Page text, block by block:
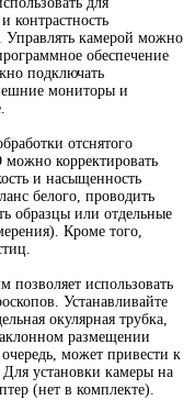
контрастность
Управлять камерой можно
обеспечение
подключать
мониторы и
отснятого
корректировать
и насыщенность
белого, проводить
образцы или отдельные
Кроме того,
использовать
Устанавливайте
окулярная трубка,
размещении
может привести к
установки камеры на
(нет в комплекте).